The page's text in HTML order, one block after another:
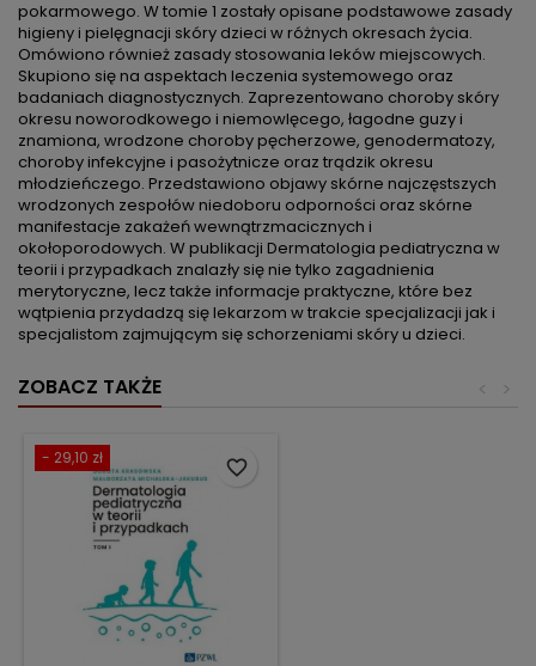
pokarmowego. W tomie 1 zostały opisane podstawowe zasady
higieny i pielęgnacji skóry dzieci w różnych okresach życia.
Omówiono również zasady stosowania leków miejscowych.
Skupiono się na aspektach leczenia systemowego oraz
badaniach diagnostycznych. Zaprezentowano choroby skóry
okresu noworodkowego i niemowlęcego, łagodne guzy i
znamiona, wrodzone choroby pęcherzowe, genodermatozy,
choroby infekcyjne i pasożytnicze oraz trądzik okresu
młodzieńczego. Przedstawiono objawy skórne najczęstszych
wrodzonych zespołów niedoboru odporności oraz skórne
manifestacje zakażeń wewnątrzmacicznych i
okołoporodowych. W publikacji Dermatologia pediatryczna w
teorii i przypadkach znalazły się nie tylko zagadnienia
merytoryczne, lecz także informacje praktyczne, które bez
wątpienia przydadzą się lekarzom w trakcie specjalizacji jak i
specjalistom zajmującym się schorzeniami skóry u dzieci.
ZOBACZ TAKŻE >
<
- 29,10 zł favorite_border